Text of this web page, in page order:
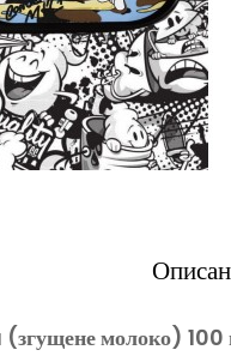
молоко) 100